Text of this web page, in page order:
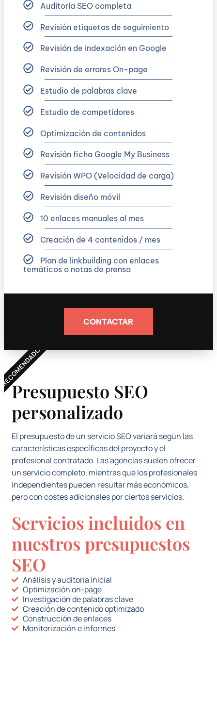
Auditoría SEO completa
Revisión etiquetas de seguimiento
Revisión de indexación en Google
Revisión de errores On-page
Estudio de palabras clave
Estudio de competidores
Optimización de contenidos
Revisión ficha Google My Business
Revisión WPO (Velocidad de carga)
Revisión diseño móvil
10 enlaces manuales al mes
Creación de 4 contenidos / mes
Plan de linkbuilding con enlaces
temáticos o notas de prensa
CONTACTAR
RECOMENDADO
Presupuesto SEO
personalizado
El presupuesto de un servicio SEO variará según las
características específicas del proyecto y el
profesional contratado. Las agencias suelen ofrecer
un servicio completo, mientras que los profesionales
independientes pueden resultar más económicos,
pero con costes adicionales por ciertos servicios.
Servicios incluidos en
nuestros presupuestos
SEO
Análisis y auditoría inicial
Optimización on-page
Investigación de palabras clave
Creación de contenido optimizado
Construcción de enlaces
Monitorización e informes